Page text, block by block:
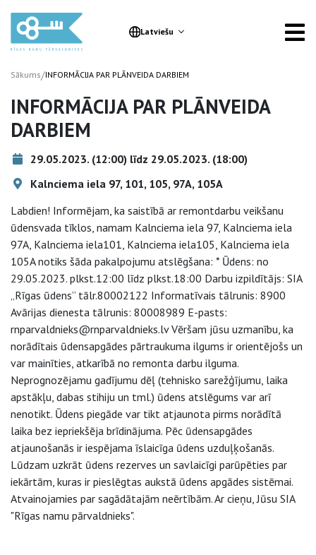
Latviešu
Sākums/INFORMĀCIJA PAR PLĀNVEIDA DARBIEM
INFORMĀCIJA PAR PLĀNVEIDA
DARBIEM
29.05.2023. (12:00) līdz 29.05.2023. (18:00)
Kalnciema iela 97, 101, 105, 97A, 105A
Labdien! Informējam, ka saistībā ar remontdarbu veikšanu
ūdensvada tīklos, namam Kalnciema iela 97, Kalnciema iela
97A, Kalnciema iela101, Kalnciema iela105, Kalnciema iela
105A notiks šāda pakalpojumu atslēgšana: * Ūdens: no
29.05.2023. plkst.12:00 līdz plkst.18:00 Darbu izpildītājs: SIA
„Rīgas ūdens” tālr.80002122 Informatīvais tālrunis: 8900
Avārijas dienesta tālrunis: 80008989 E-pasts:
rnparvaldnieks@rnparvaldnieks.lv Vēršam jūsu uzmanību, ka
norādītais ūdensapgādes pārtraukuma ilgums ir orientējošs un
var mainīties, atkarībā no remonta darbu ilguma.
Neprognozējamu gadījumu dēļ (tehnisko sarežģījumu, laika
apstākļu, dabas stihiju un tml.) ūdens atslēgums var arī
nenotikt. Ūdens piegāde var tikt atjaunota pirms norādītā
laika bez iepriekšēja brīdinājuma. Pēc ūdensapgādes
atjaunošanās ir iespējama īslaicīga ūdens uzduļķošanās.
Lūdzam uzkrāt ūdens rezerves un savlaicīgi parūpēties par
iekārtām, kuras ir pieslēgtas aukstā ūdens apgādes sistēmai.
Atvainojamies par sagādātajām neērtībām. Ar cieņu, Jūsu SIA
"Rīgas namu pārvaldnieks".